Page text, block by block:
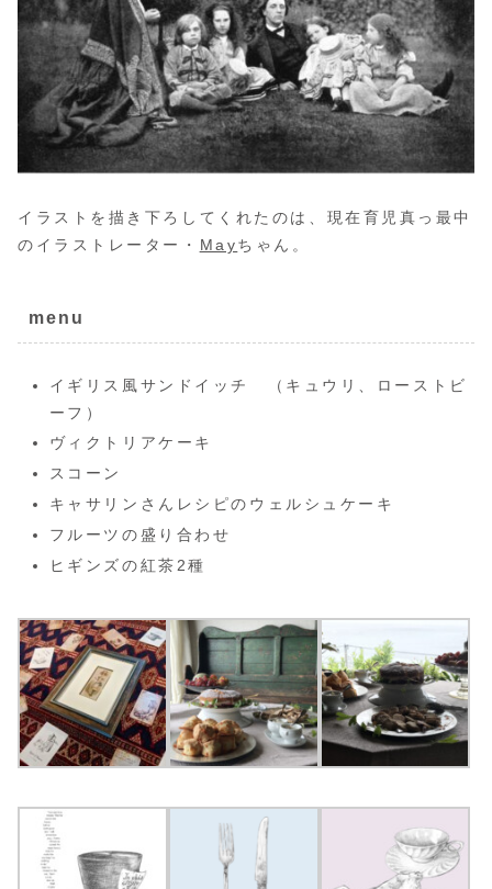
イラストを描き下ろしてくれたのは、現在育児真っ最中
のイラストレーター・ Mayちゃん。
menu
イギリス風サンドイッチ （キュウリ、ローストビ
ーフ）
ヴィクトリアケーキ
スコーン
キャサリンさんレシピのウェルシュケーキ
フルーツの盛り合わせ
ヒギンズの紅茶2種